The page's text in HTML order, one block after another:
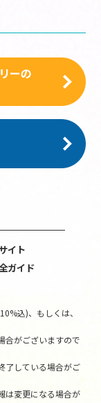
イト
ガイド
込)、もしくは、
合がございますので
了している場合がご
は変更になる場合が